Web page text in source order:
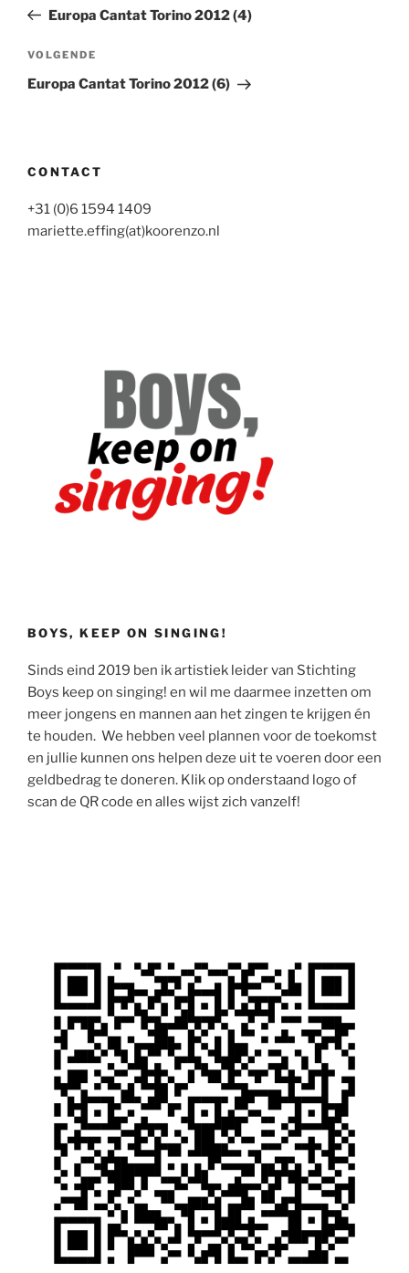
berichtEuropa Cantat Torino 2012 (4)
Volgend
bericht
VOLGENDE
Europa Cantat Torino 2012 (6)
CONTACT
+31 (0)6 1594 1409
mariette.effing(at)koorenzo.nl
BOYS, KEEP ON SINGING!
Sinds eind 2019 ben ik artistiek leider van Stichting
Boys keep on singing! en wil me daarmee inzetten om
meer jongens en mannen aan het zingen te krijgen én
te houden. We hebben veel plannen voor de toekomst
en jullie kunnen ons helpen deze uit te voeren door een
geldbedrag te doneren. Klik op onderstaand logo of
scan de QR code en alles wijst zich vanzelf!